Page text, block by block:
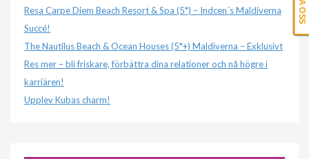
Resa Carpe Diem Beach Resort & Spa (5*) – Indcen´s Maldiverna
Succé!
The Nautilus Beach & Ocean Houses (5*+) Maldiverna – Exklusivt
Res mer – bli friskare, förbättra dina relationer och nå högre i
karriären!
Upplev Kubas charm!